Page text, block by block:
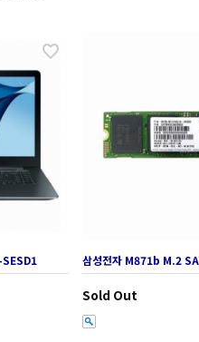
삼성전자 M871b M.2
Sold Out